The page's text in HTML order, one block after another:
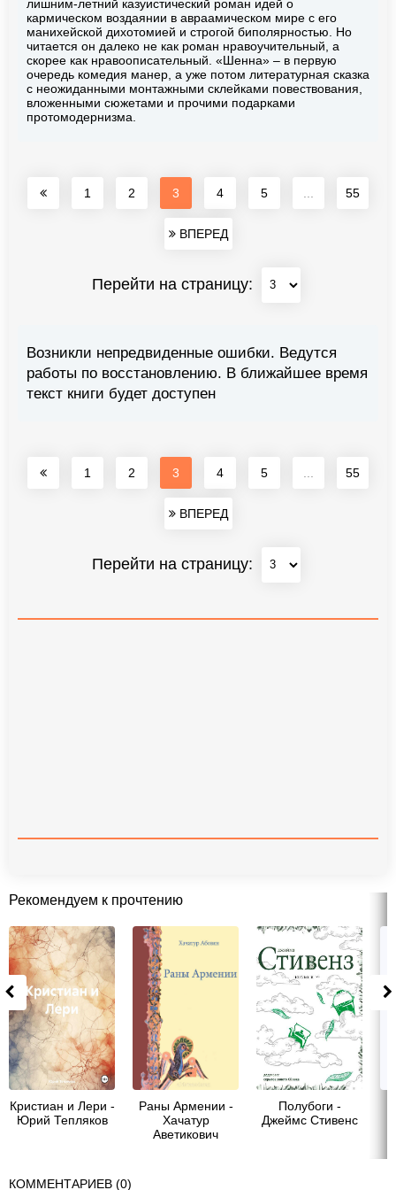
лишним-летний казуистический роман идей о
кармическом воздаянии в авраамическом мире с его
манихейской дихотомией и строгой биполярностью. Но
читается он далеко не как роман нравоучительный, а
скорее как нравоописательный. «Шенна» – в первую
очередь комедия манер, а уже потом литературная сказка
с неожиданными монтажными склейками повествования,
вложенными сюжетами и прочими подарками
протомодернизма.
1 2 3 4 5 55
ВПЕРЕД
Перейти на страницу:
Возникли непредвиденные ошибки. Ведутся
работы по восстановлению. В ближайшее время
текст книги будет доступен
1 2 3 4 5 55
ВПЕРЕД
Перейти на страницу:
Рекомендуем к прочтению
Кристиан и Лери -
Юрий Тепляков
Раны Армении -
Хачатур
Аветикович
Полубоги -
Джеймс Стивенс
КОММЕНТАРИЕВ (0)